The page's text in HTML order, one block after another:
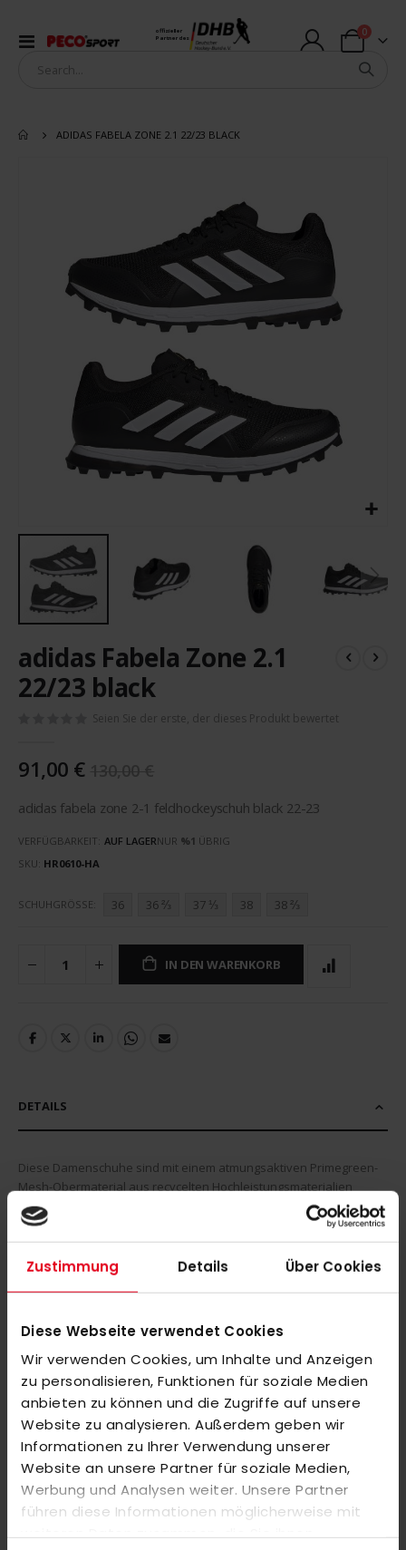
Zustimmung Details Über Cookies
Diese Webseite verwendet Cookies
Wir verwenden Cookies, um Inhalte und Anzeigen
zu personalisieren, Funktionen für soziale Medien
anbieten zu können und die Zugriffe auf unsere
Website zu analysieren. Außerdem geben wir
Informationen zu Ihrer Verwendung unserer
Website an unsere Partner für soziale Medien,
Werbung und Analysen weiter. Unsere Partner
führen diese Informationen möglicherweise mit
weiteren Daten zusammen, die Sie ihnen
Navigation
offizieller
Partner des
Warenkorb
0Artikel
ADIDAS FABELA ZONE 2.1 22/23 BLACK
Anfang
der
Bildergalerie
adidas Fabela Zone 2.1
22/23 black
Seien Sie der erste, der dieses Produkt bewertet
91,00 €
adidas fabela zone 2-1 feldhockeyschuh black 22-23
VERFÜGBARKEIT: AUF LAGERNUR %1 ÜBRIG
SKU HR0610-HA
SCHUHGRÖSSE 36 36 ⅔ 37 ⅓ 38 38 ⅔
IN DEN WARENKORB
DETAILS
Diese Damenschuhe sind mit einem atmungsaktiven Primegreen-
Mesh-Obermaterial aus recycelten Hochleistungsmaterialien
ausgestattet und bieten ein geringes Eigengewicht und eine
gepolsterte Zwischensohle. Eigenschaften: • Atmungsaktives
Primegreen-Mesh-Obermaterial und EVA-Zwischensohle bieten
extremen Komfort und Dämpfung. • Synthetisches Folien-Overlay
bietet hervorragenden Grip und unterstützt multidirekti-onale
Bewegungen. • TPU Zehenkappe bietet zusätzlichen Schutz gegen
Stöße vom Ball.
MEHR INFORMATIONEN
BEWERTUNGEN